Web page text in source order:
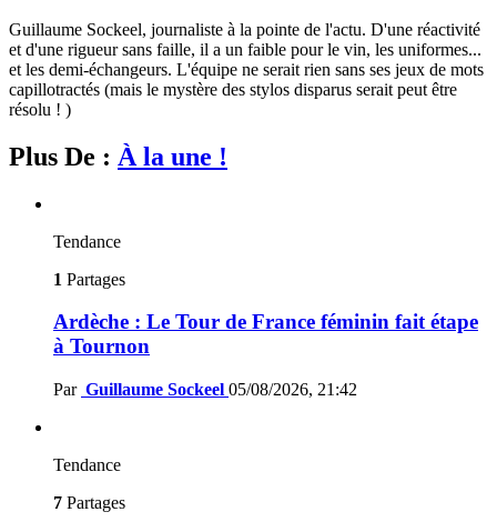
Guillaume Sockeel, journaliste à la pointe de l'actu. D'une réactivité
et d'une rigueur sans faille, il a un faible pour le vin, les uniformes...
et les demi-échangeurs. L'équipe ne serait rien sans ses jeux de mots
capillotractés (mais le mystère des stylos disparus serait peut être
résolu ! )
Plus De : À la une !
Tendance
1 Partages
Ardèche : Le Tour de France féminin fait étape
à Tournon
Par Guillaume Sockeel 05/08/2026, 21:42
Tendance
7 Partages